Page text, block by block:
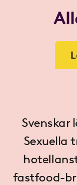
Svenskar
Sexuella
fastfood-